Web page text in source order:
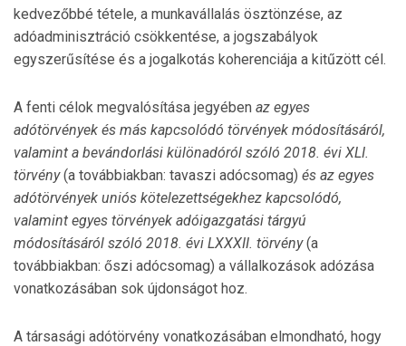
kedvezőbbé tétele, a munkavállalás ösztönzése, az
adóadminisztráció csökkentése, a jogszabályok
egyszerűsítése és a jogalkotás koherenciája a kitűzött cél.
A fenti célok megvalósítása jegyében az egyes
adótörvények és más kapcsolódó törvények módosítá­sá­ról,
valamint a bevándorlási különadóról szóló 2018. évi XLI.
törvény(a továbbiakban: tavaszi adócsomag) és az egyes
adótörvények uniós kötelezett­ségekhez kapcsolódó,
valamint egyes törvények adóigazgatási tárgyú
módosításáról szóló 2018. évi LXXXII. törvény(a
továbbiakban: őszi adócsomag) a vállalkozások adózása
vonatkozásában sok újdon­ságot hoz.
A társasági adótörvény vonatkozásában elmondható, hogy